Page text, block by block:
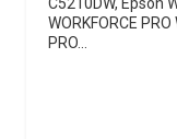
C5210DW, Epson
WORKFORCE
PRO…